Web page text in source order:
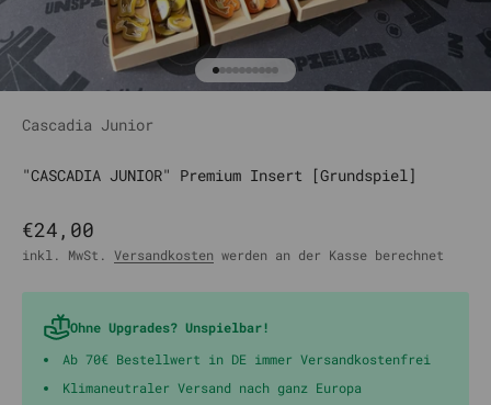
Gehe zu Element 1
Gehe zu Element 2
Gehe zu Element 3
Gehe zu Element 4
Gehe zu Element 5
Gehe zu Element 6
Gehe zu Element 7
Gehe zu Element 8
Gehe zu Element 9
Gehe zu Element 10
Cascadia Junior
"CASCADIA JUNIOR" Premium Insert [Grundspiel]
Angebot
€24,00
inkl. MwSt. Versandkosten werden an der Kasse berechnet
Ohne Upgrades? Unspielbar!
Ab 70€ Bestellwert in DE immer Versandkostenfrei
Klimaneutraler Versand nach ganz Europa